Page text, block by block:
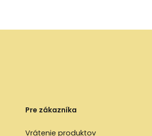
Pre zákazníka
Vrátenie produktov